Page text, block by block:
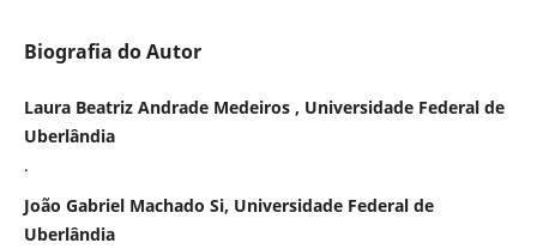
Biografia do Autor
Laura Beatriz Andrade Medeiros , Universidade Federal de
Uberlândia
.
João Gabriel Machado Si, Universidade Federal de
Uberlândia